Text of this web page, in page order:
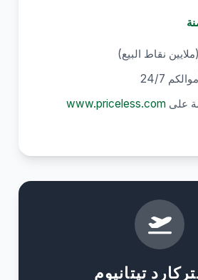
نقاط البيع)
24/7
على www.priceless.com
تيتانيوم